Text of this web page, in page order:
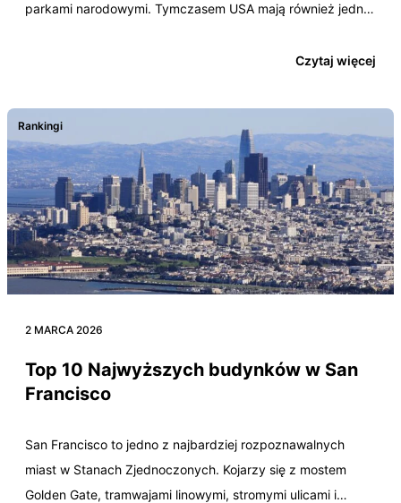
parkami narodowymi. Tymczasem USA mają również jedne
Czytaj więcej
Rankingi
2 MARCA 2026
Top 10 Najwyższych budynków w San
Francisco
San Francisco to jedno z najbardziej rozpoznawalnych
miast w Stanach Zjednoczonych. Kojarzy się z mostem
Golden Gate, tramwajami linowymi, stromymi ulicami i